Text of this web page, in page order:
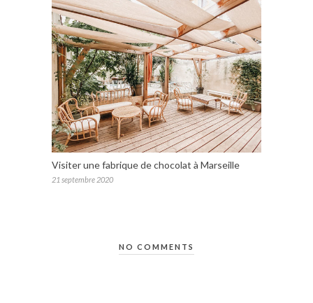
Visiter une fabrique de chocolat à Marseille
21 septembre 2020
NO COMMENTS